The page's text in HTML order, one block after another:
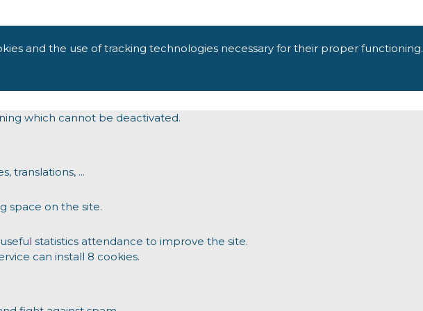
and the use of tracking technologies necessary for their proper functioning.
which cannot be deactivated.
translations, ...
space on the site.
statistics attendance to improve the site.
can install 8 cookies.